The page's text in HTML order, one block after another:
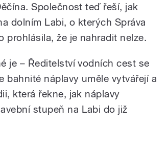
Společnost teď řeší, jak
dolním Labi, o kterých Správa
prohlásila, že je nahradit nelze.
je – Ředitelství vodních cest se
bahnité náplavy uměle vytvářejí a
která řekne, jak náplavy
stupeň na Labi do již